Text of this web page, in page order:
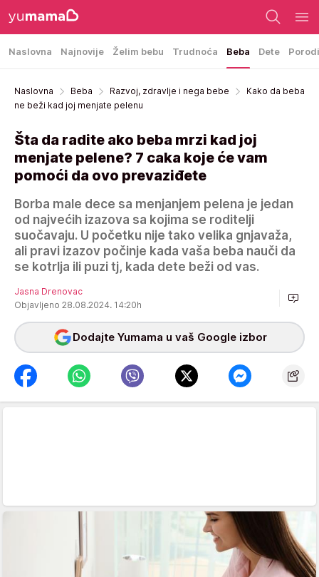
Naslovna Najnovije Želim bebu Trudnoća Beba Dete
Naslovna Beba Razvoj, zdravlje i nega bebe
Kako da beba
ne beži kad joj menjate pelenu
Šta da radite ako beba mrzi kad joj
menjate pelene? 7 caka koje će vam
pomoći da ovo prevaziđete
Borba male dece sa menjanjem pelena je jedan
od najvećih izazova sa kojima se roditelji
suočavaju. U početku nije tako velika gnjavaža,
ali pravi izazov počinje kada vaša beba nauči da
se kotrlja ili puzi tj, kada dete beži od vas.
Jasna Drenovac
Objavljeno 28.08.2024. 14:20h
Dodajte Yumama u vaš Google izbor